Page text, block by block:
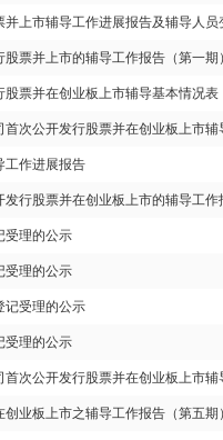
上市辅导工作进展报告及辅导人员
票并上市的辅导工作报告（第一期）
票并在创业板上市辅导基本情况表
次公开发行股票并在创业板上市辅
工作进展报告
行股票并在创业板上市的辅导工作
受理的公示
受理的公示
记受理的公示
受理的公示
次公开发行股票并在创业板上市辅
业板上市之辅导工作报告（第五期）